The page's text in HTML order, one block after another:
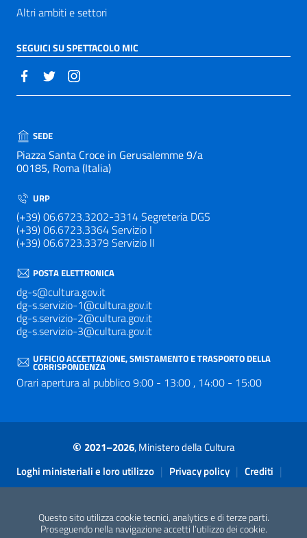
Questo sito utilizza cookie tecnici, analytics e di terze parti.
Proseguendo nella navigazione accetti l’utilizzo dei cookie.
Altri ambiti e settori
SEGUICI SU SPETTACOLO MIC
SEDE
Piazza Santa Croce in Gerusalemme 9/a
00185, Roma (Italia)
URP
(+39) 06.6723.3202-3314 Segreteria DGS
(+39) 06.6723.3364 Servizio I
(+39) 06.6723.3379 Servizio II
POSTA ELETTRONICA
dg-s@cultura.gov.it
dg-s.servizio-1@cultura.gov.it
dg-s.servizio-2@cultura.gov.it
dg-s.servizio-3@cultura.gov.it
UFFICIO ACCETTAZIONE, SMISTAMENTO E TRASPORTO DELLA
CORRISPONDENZA
Orari apertura al pubblico 9:00 - 13:00 , 14:00 - 15:00
© 2021–2026, Ministero della Cultura
Sezione Link Utili
Loghi ministeriali e loro utilizzo | Privacy policy | Crediti |
Contatti | Accessibilità